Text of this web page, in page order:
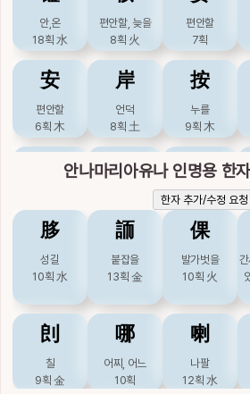
안,온
18획 水
편안할, 늦을
8획 火
편안할
7획
安
편안할
6획 木
岸
언덕
8획 土
按
누를
9획 木
10획木
洝
9획
犴
들개, 옥
6획水
雁
기러기
鞍
안장
顔
얼굴
𤎝
안
16획
안나마리아유나 인명용 한
한자 추가/수정 요청
䏧
성길
10획 水
䛔
붙잡을
13획 金
倮
발가벗을
10획 火
剆
칠
9획 金
哪
어찌, 어느
10획
喇
나팔
12획 水